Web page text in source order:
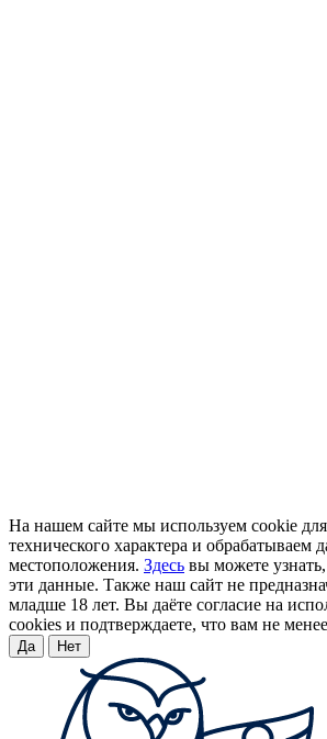
На нашем сайте мы используем cookie
технического характера и обрабатываем
местоположения. Здесь вы можете
эти данные. Также наш сайт не
младше 18 лет. Вы даёте согласие на
cookies и подтверждаете, что вам не
Да Нет